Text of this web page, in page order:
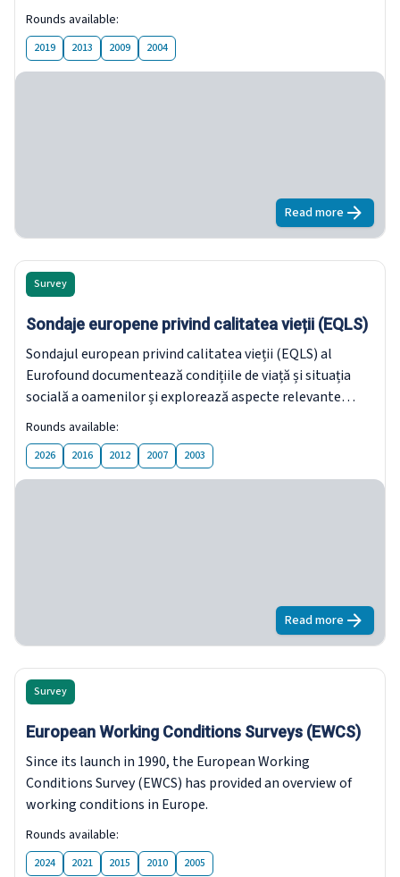
echilibrul dintre viața profesională și cea privată (ESWT).
Rounds available:
2019 2013 2009 2004
Read moreabout
Survey
Sondaje europene privind calitatea vieții (EQLS)
Sondajul european privind calitatea vieții (EQLS) al
Eurofound documentează condițiile de viață și situația
socială a oamenilor și explorează aspecte relevante
pentru viața cetățenilor europeni.
Rounds available:
2026 2016 2012 2007 2003
Read moreabout
Survey
European Working Conditions Surveys (EWCS)
Since its launch in 1990, the European Working
Conditions Survey (EWCS) has provided an overview of
working conditions in Europe.
Rounds available:
2024 2021 2015 2010 2005